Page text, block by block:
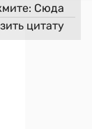
Сюда
цитату